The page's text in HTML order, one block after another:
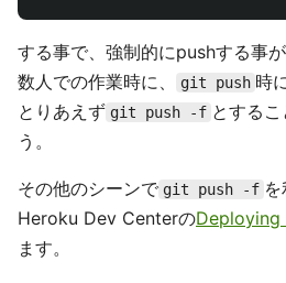
する事で、強制的にpushする事
数人での作業時に、
git push 時
とりあえず git push -f とする
う。
その他のシーンで git push -f
Heroku Dev Centerの
ます。